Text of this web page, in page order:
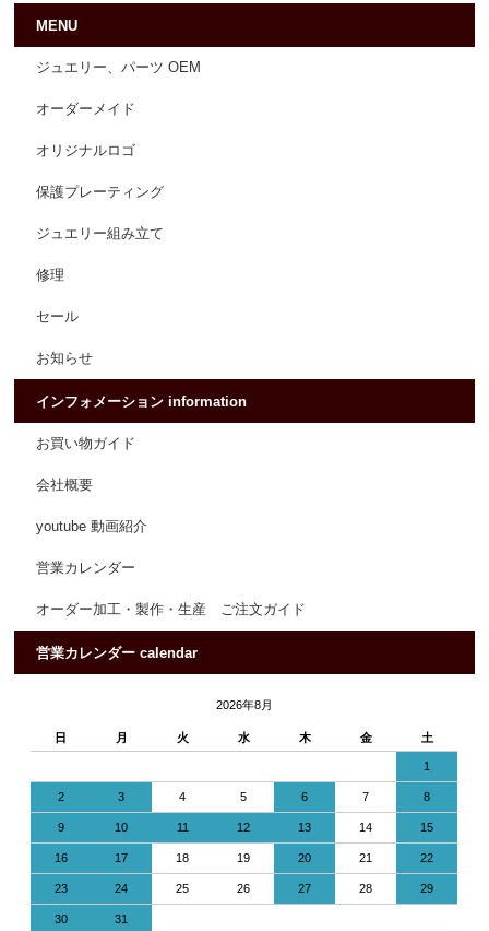
MENU
ジュエリー、パーツ OEM
オーダーメイド
オリジナルロゴ
保護プレーティング
ジュエリー組み立て
修理
セール
お知らせ
インフォメーション information
お買い物ガイド
会社概要
youtube 動画紹介
営業カレンダー
オーダー加工・製作・生産 ご注文ガイド
営業カレンダー calendar
2026年8月
日 月 火 水 木 金 土
1
2 3 4 5 6 7 8
9 10 11 12 13 14 15
16 17 18 19 20 21 22
23 24 25 26 27 28 29
30 31